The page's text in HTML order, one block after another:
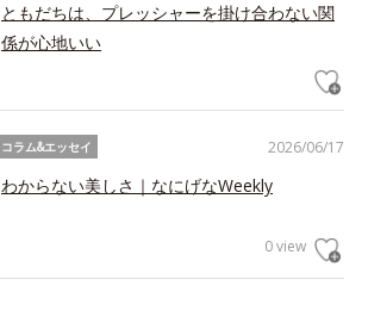
ともだちは、プレッシャーを掛け合わない関
係が心地いい
2026/06/17
コラム&エッセイ
わからない美しさ｜なにげなWeekly
0 view